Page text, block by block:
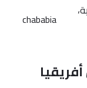
chababia